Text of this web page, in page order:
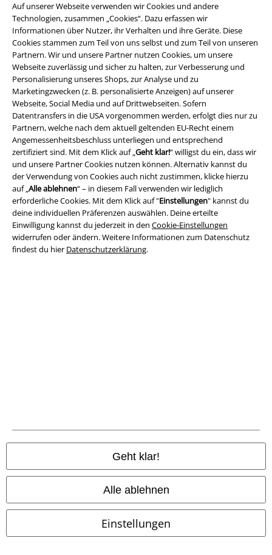
Auf unserer Webseite verwenden wir Cookies und andere
Technologien, zusammen „Cookies“. Dazu erfassen wir
Informationen über Nutzer, ihr Verhalten und ihre Geräte. Diese
Cookies stammen zum Teil von uns selbst und zum Teil von unseren
Partnern. Wir und unsere Partner nutzen Cookies, um unsere
Webseite zuverlässig und sicher zu halten, zur Verbesserung und
Personalisierung unseres Shops, zur Analyse und zu
Marketingzwecken (z. B. personalisierte Anzeigen) auf unserer
Webseite, Social Media und auf Drittwebseiten. Sofern
Datentransfers in die USA vorgenommen werden, erfolgt dies nur zu
Partnern, welche nach dem aktuell geltenden EU-Recht einem
Angemessenheitsbeschluss unterliegen und entsprechend
zertifiziert sind. Mit dem Klick auf „Geht klar!“ willigst du ein, dass wir
und unsere Partner Cookies nutzen können. Alternativ kannst du
der Verwendung von Cookies auch nicht zustimmen, klicke hierzu
auf „Alle ablehnen“ – in diesem Fall verwenden wir lediglich
erforderliche Cookies. Mit dem Klick auf "Einstellungen" kannst du
deine individuellen Präferenzen auswählen. Deine erteilte
Einwilligung kannst du jederzeit in den Cookie-Einstellungen
widerrufen oder ändern. Weitere Informationen zum Datenschutz
findest du hier Datenschutzerklärung.
Geht klar!
Alle ablehnen
Einstellungen
Über EMP
EMP Events
Partnerprogramm
EMP Stores
Nachhaltigkeit
Jobs bei EMP
Zahlungsarten
Nachnahme